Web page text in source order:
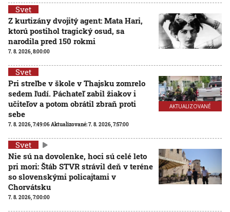
Svet
Z kurtizány dvojitý agent: Mata Hari,
ktorú postihol tragický osud, sa
narodila pred 150 rokmi
7. 8. 2026, 8:00:00
AKTUALIZOVANÉ
Svet
Pri streľbe v škole v Thajsku zomrelo
sedem ľudí. Páchateľ zabil žiakov i
učiteľov a potom obrátil zbraň proti
sebe
7. 8. 2026, 7:49:06Aktualizované:7. 8. 2026, 7:57:00
Svet
Nie sú na dovolenke, hoci sú celé leto
pri mori: Štáb STVR strávil deň v teréne
so slovenskými policajtami v
Chorvátsku
7. 8. 2026, 7:00:00